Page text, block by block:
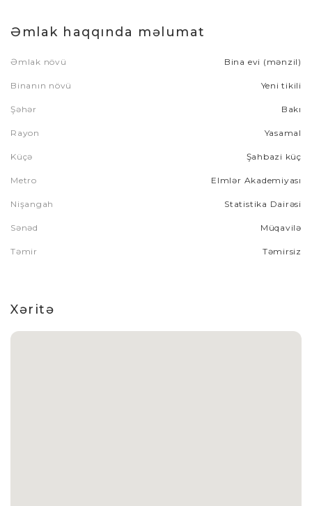
Əmlak haqqında məlumat
Əmlak növü Bina evi (mənzil)
Binanın növü Yeni tikili
Şəhər Bakı
Rayon Yasamal
Küçə Şahbazi küç
Metro Elmlər Akademiyası
Nişangah Statistika Dairəsi
Sənəd Müqavilə
Təmir Təmirsiz
Xəritə